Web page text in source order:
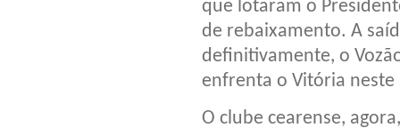
que lotaram o
de rebaixamento. A
definitivamente, o
enfrenta o Vitória neste
O clube cearense,